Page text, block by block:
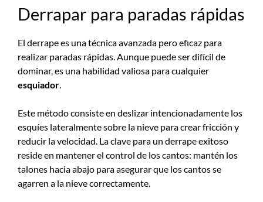
Derrapar para paradas rápidas
El derrape es una técnica avanzada pero eficaz para
realizar paradas rápidas. Aunque puede ser difícil de
dominar, es una habilidad valiosa para cualquier
esquiador.
Este método consiste en deslizar intencionadamente los
esquíes lateralmente sobre la nieve para crear fricción y
reducir la velocidad. La clave para un derrape exitoso
reside en mantener el control de los cantos: mantén los
talones hacia abajo para asegurar que los cantos se
agarren a la nieve correctamente.